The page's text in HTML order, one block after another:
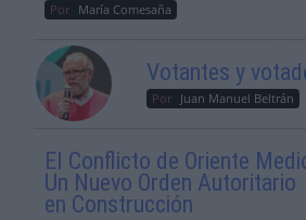
Por María Comesaña
Votantes y
Por Juan Manuel Beltrán
El Conflicto de Oriente
Un Nuevo Orden Autoritario
en Construcción